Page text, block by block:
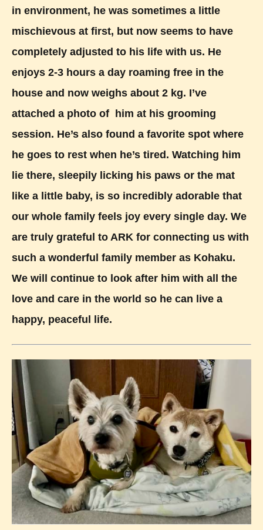
in environment, he was sometimes a little
mischievous at first, but now seems to have
completely adjusted to his life with us. He
enjoys 2-3 hours a day roaming free in the
house and now weighs about 2 kg. I’ve
attached a photo of him at his grooming
session. He’s also found a favorite spot where
he goes to rest when he’s tired. Watching him
lie there, sleepily licking his paws or the mat
like a little baby, is so incredibly adorable that
our whole family feels joy every single day. We
are truly grateful to ARK for connecting us with
such a wonderful family member as Kohaku.
We will continue to look after him with all the
love and care in the world so he can live a
happy, peaceful life.